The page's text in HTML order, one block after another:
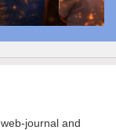
journal and